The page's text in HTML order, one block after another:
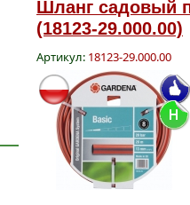
Шланг садовый
(18123-29.000.00)
Артикул: 18123-29.000.00